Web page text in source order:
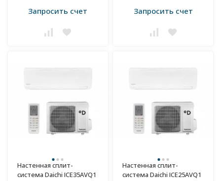
Запросить счет Запросить счет
Настенная сплит-
система Daichi ICE35AVQ1
Настенная сплит-
система Daichi ICE25AVQ1